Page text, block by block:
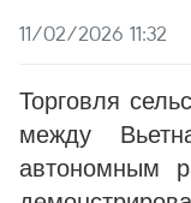
11/02/2026 11:32
Торговля
между
автономным